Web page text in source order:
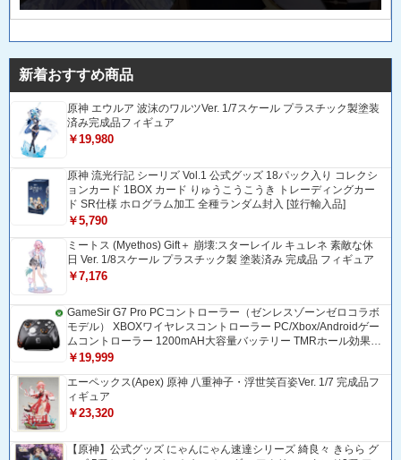
新着おすすめ商品
原神 エウルア 波沫のワルツVer. 1/7スケール プラスチック製塗装
済み完成品フィギュア
￥19,980
原神 流光行記 シーリズ Vol.1 公式グッズ 18パック入り コレクシ
ョンカード 1BOX カード りゅうこうこうき トレーディングカー
ド SR仕様 ホログラム加工 全種ランダム封入 [並行輸入品]
￥5,790
ミートス (Myethos) Gift＋ 崩壊:スターレイル キュレネ 素敵な休
日 Ver. 1/8スケール プラスチック製 塗装済み 完成品 フィギュア
￥7,176
GameSir G7 Pro PCコントローラー（ゼンレスゾーンゼロコラボ
モデル） XBOXワイヤレスコントローラー PC/Xbox/Androidゲー
ムコントローラー 1200mAH大容量バッテリー TMRホール効果ス
ティック 1000Hzポーリングレート ZZZコントローラー 追加ボタ
面ボタンロック付きゲームパッド 光学式マイクロスイッチABXY
ボダン Bluetooth/USBトングル/有線接続 ドリフト防止
￥19,999
エーペックス(Apex) 原神 八重神子・浮世笑百姿Ver. 1/7 完成品フ
ィギュア
￥23,320
【原神】公式グッズ にゃんにゃん速達シリーズ 綺良々 きらら グ